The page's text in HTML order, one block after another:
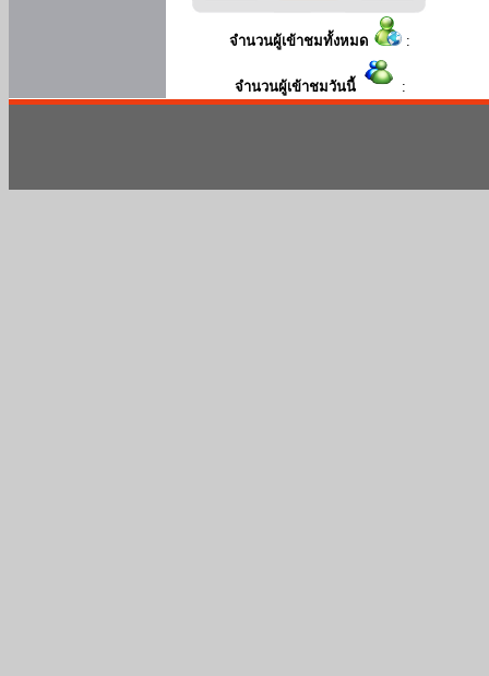
จำนวนผู้เข้าชมทั้งหมด :
จำนวนผู้เข้าชมวันนี้ :